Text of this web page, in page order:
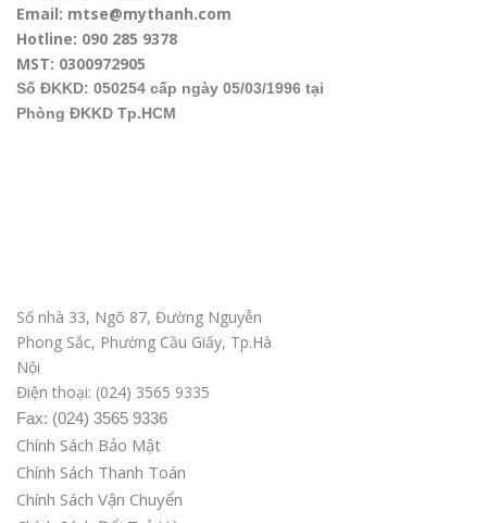
Email: mtse@mythanh.com
Hotline: 090 285 9378
MST: 0300972905
Số ĐKKD: 050254 cấp ngày 05/03/1996 tại
Phòng ĐKKD Tp.HCM
Số nhà 33, Ngõ 87, Đường Nguyễn
Phong Sắc, Phường Cầu Giấy, Tp.Hà
Nội
Điện thoại: (024) 3565 9335
Fax: (024) 3565 9336
Chính Sách Bảo Mật
Chính Sách Thanh Toán
Chính Sách Vận Chuyển